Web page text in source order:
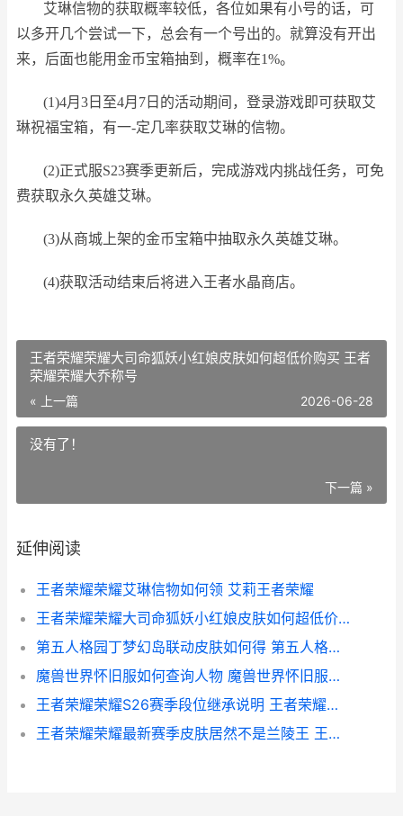
艾琳信物的获取概率较低，各位如果有小号的话，可
以多开几个尝试一下，总会有一个号出的。就算没有开出
来，后面也能用金币宝箱抽到，概率在1%。
(1)4月3日至4月7日的活动期间，登录游戏即可获取艾
琳祝福宝箱，有一-定几率获取艾琳的信物。
(2)正式服S23赛季更新后，完成游戏内挑战任务，可免
费获取永久英雄艾琳。
(3)从商城上架的金币宝箱中抽取永久英雄艾琳。
(4)获取活动结束后将进入王者水晶商店。
王者荣耀荣耀大司命狐妖小红娘皮肤如何超低价购买 王者
荣耀荣耀大乔称号
« 上一篇 2026-06-28
没有了！
下一篇 »
延伸阅读
王者荣耀荣耀艾琳信物如何领 艾莉王者荣耀
王者荣耀荣耀大司命狐妖小红娘皮肤如何超低价购买 王者荣耀荣耀大乔称号
第五人格园丁梦幻岛联动皮肤如何得 第五人格园丁梦幻岛联动
魔兽世界怀旧服如何查询人物 魔兽世界怀旧服金价
王者荣耀荣耀S26赛季段位继承说明 王者荣耀荣耀水晶多少次必出
王者荣耀荣耀最新赛季皮肤居然不是兰陵王 王者荣耀荣耀最佳拍档标签是什么意思